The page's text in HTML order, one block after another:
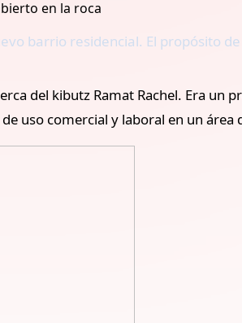
barrio residencial. El propósito
del kibutz Ramat Rachel. Era un
uso comercial y laboral en un área